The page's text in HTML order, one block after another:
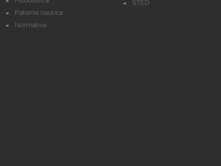
Patente nautica
Normativa
STED